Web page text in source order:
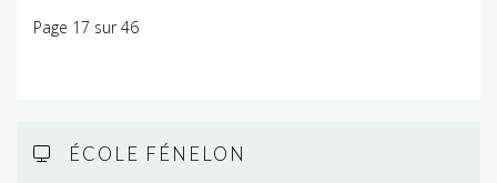
Page 17 sur 46
ÉCOLE FÉNELON